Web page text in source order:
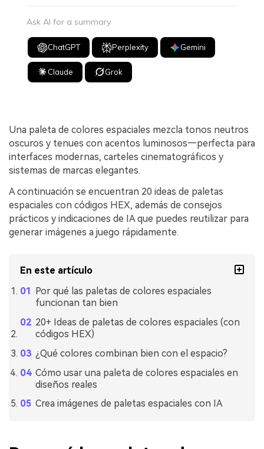
Ask AI for a summary
ChatGPT Perplexity Gemini
Claude Grok
Una paleta de colores espaciales mezcla tonos neutros
oscuros y tenues con acentos luminosos—perfecta para
interfaces modernas, carteles cinematográficos y
sistemas de marcas elegantes.
A continuación se encuentran 20 ideas de paletas
espaciales con códigos HEX, además de consejos
prácticos y indicaciones de IA que puedes reutilizar para
generar imágenes a juego rápidamente.
En este artículo
Por qué las paletas de colores espaciales
funcionan tan bien
20+ Ideas de paletas de colores espaciales (con
códigos HEX)
¿Qué colores combinan bien con el espacio?
Cómo usar una paleta de colores espaciales en
diseños reales
Crea imágenes de paletas espaciales con IA